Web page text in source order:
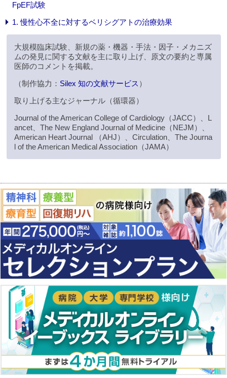
FpEF試験
1. 慢性心不全に対するベリシグアトの治療効果
大規模臨床試験、新規の薬・機器・手法・因子・メカニズ
ムの発見に関する文献を主に取り上げ、原文の要約と専属
医師のコメントを掲載。
（制作協力： Silex 知の文献サービス ）
取り上げる主なジャーナル（循環器）
Journal of the American College of Cardiology（JACC）、L
ancet、The New England Journal of Medicine（NEJM）、
American Heart Journal （AHJ）、Circulation、The Journa
l of the American Medical Association（JAMA）